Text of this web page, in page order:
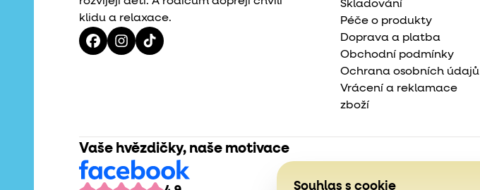
klidu a relaxace.
Skladování
Péče o produkty
Doprava a platba
Obchodní podmínky
Ochrana osobních údajů
Vrácení a reklamace
zboží
Vaše hvězdičky, naše motivace
Souhlas s cookie